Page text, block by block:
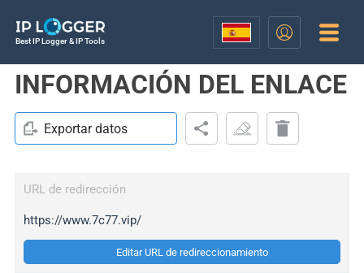
Best IP Logger & IP Tools
INFORMACIÓN DEL ENLACE
Exportar datos
URL de redirección
https://www.7c77.vip/
Editar URL de redireccionamiento